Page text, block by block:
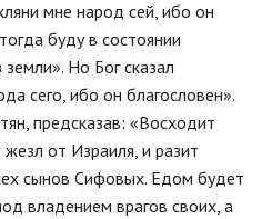
мне народ сей, ибо он
буду в состоянии
земли». Но Бог сказал
сего, ибо он благословен».
предсказав: «Восходит
от Израиля, и разит
сынов Сифовых. Едом будет
владением врагов своих, а